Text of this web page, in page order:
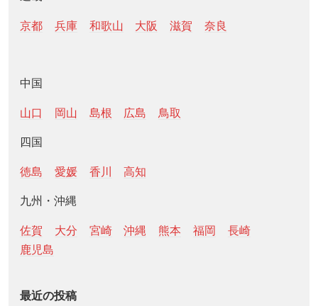
京都 兵庫 和歌山 大阪 滋賀 奈良
中国
山口 岡山 島根 広島 鳥取
四国
徳島 愛媛 香川 高知
九州・沖縄
佐賀 大分 宮崎 沖縄 熊本 福岡
長崎
鹿児島
最近の投稿